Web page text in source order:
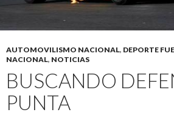
AUTOMOVILISMO NACIONAL, DEPORTE
NACIONAL, NOTICIAS
BUSCANDO
PUNTA